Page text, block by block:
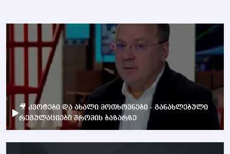
🎥 კვოტები და ახალი მოთხოვნები - განახლებული
რეგულაციები შრომის ბაზარზე